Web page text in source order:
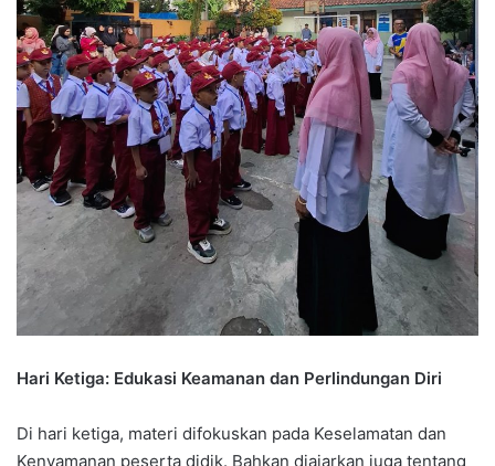
Hari Ketiga: Edukasi Keamanan dan Perlindungan Diri
Di hari ketiga, materi difokuskan pada Keselamatan dan
Kenyamanan peserta didik. Bahkan diajarkan juga tentang